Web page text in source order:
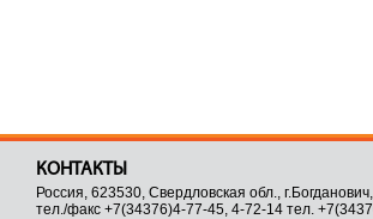
КОНТАКТЫ
Россия, 623530, Свердловская обл.,
тел./факс +7(34376)4-77-45, 4-72-14 тел.